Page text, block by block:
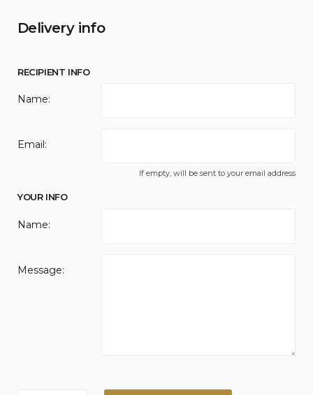
Delivery info
RECIPIENT INFO
Name:
Email:
If empty, will be sent to your email address
YOUR INFO
Name:
Message: